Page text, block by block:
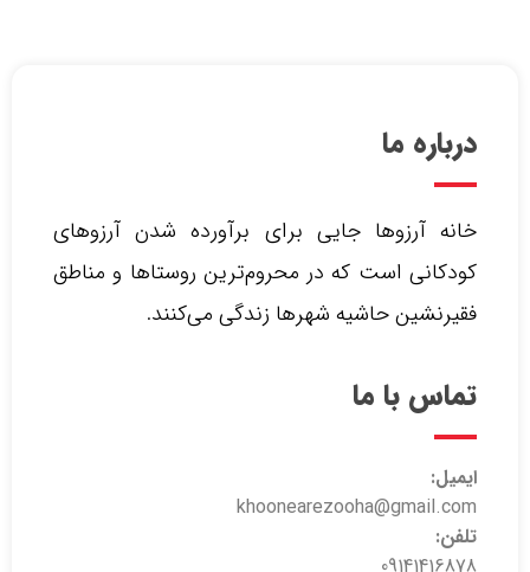
درباره ما
خانه آرزوها جایی برای برآورده شدن آرزوهای
کودکانی است که در محروم‌ترین روستاها و مناطق
فقیرنشین حاشیه شهرها زندگی می‌کنند.‌
تماس با ما
ایمیل:
khoonearezooha@gmail.com
تلفن: